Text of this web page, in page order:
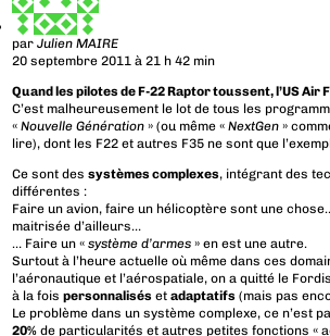
parJulien MAIRE
20 septembre 2011 à 21 h 42 min
Quand les pilotes de F-22 Raptor toussent, l’US Air
C’est malheureusement le lot de tous les
«Nouvelle Génération » (ou même «NextGen »
lire), dont les F22 et autres F35 ne sont que
Ce sont dessystèmes complexes, intégrant des
différentes :
Faire un avion, faire un hélicoptère sont une
maitrisée d’ailleurs…
… Faire un «système d’armes » en est une autre.
Surtout à l’heure actuelle où même dans ces
l’aéronautique et l’aérospatiale, on a quitté le
à la foispersonnalisés etadaptatifs (mais pas
Le problème dans un système complexe, ce n’est
20% de particularités et autres petites fonctions «